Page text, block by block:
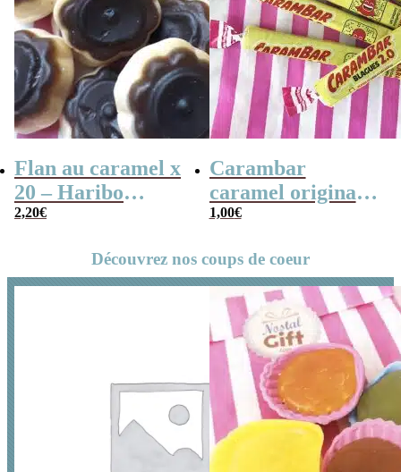
Flan au caramel x
20 – Haribo
2,20€
Carambar
caramel original
x5
1,00€
Découvrez nos coups de coeur